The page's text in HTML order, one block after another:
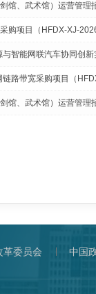
馆、武术馆）运营管理
购项目（HFDX-XJ-
智能网联汽车协同创
路带宽采购项目（
馆、武术馆）运营管理
革委员会 中国